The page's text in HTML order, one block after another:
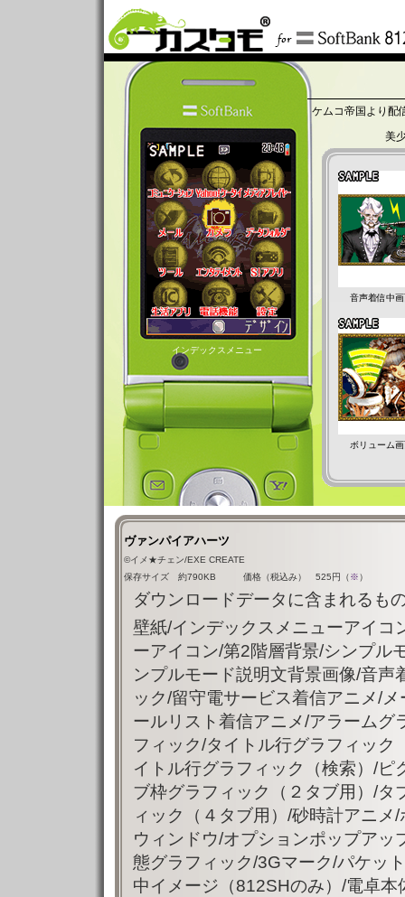
ケムコ帝国より配
美
音声着信中
ボリューム
インデックスメニュー
ヴァンパイアハーツ
©イメ★チェン/EXE CREATE
保存サイズ 約790KB 価格（税込み） 525円（※）
ダウンロードデータに含まれるも
壁紙/インデックスメニューアイコ
ーアイコン/第2階層背景/シンプル
ンプルモード説明文背景画像/音
ック/留守電サービス着信アニメ/
ールリスト着信アニメ/アラームグ
フィック/タイトル行グラフィッ
イトル行グラフィック（検索）/
ブ枠グラフィック（２タブ用）/タ
ィック（４タブ用）/砂時計アニ
ウィンドウ/オプションポップア
態グラフィック/3Gマーク/パケッ
中イメージ（812SHのみ）/電卓